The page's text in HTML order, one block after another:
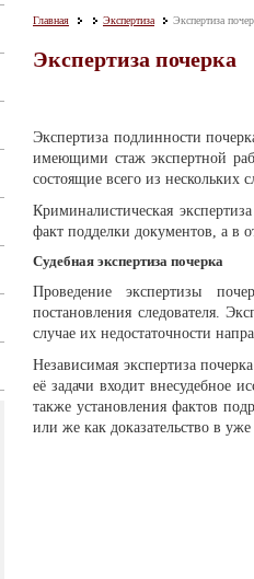
Главная Экспертиза Экспертиза
Экспертиза почерка
Экспертиза подлинности
имеющими стаж экспертной
состоящие всего из нескольких
Криминалистическая
факт подделки документов, а в
Судебная экспертиза почерка
Проведение экспертизы
постановления следователя.
случае их недостаточности
Независимая экспертиза
её задачи входит внесудебное
также установления фактов
или же как доказательство в